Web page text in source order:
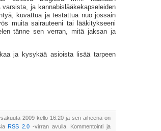
ja kannabislääkekapseleiden
kuvattua ja testattua nuo jossain
muita sairauteeni tai lääkitykseeni
tänne sen verran, mitä jaksan ja
ja kysykää asioista lisää tarpeen
2009 kello 16:20 ja sen aiheena on
RSS 2.0 -virran avulla. Kommentointi ja